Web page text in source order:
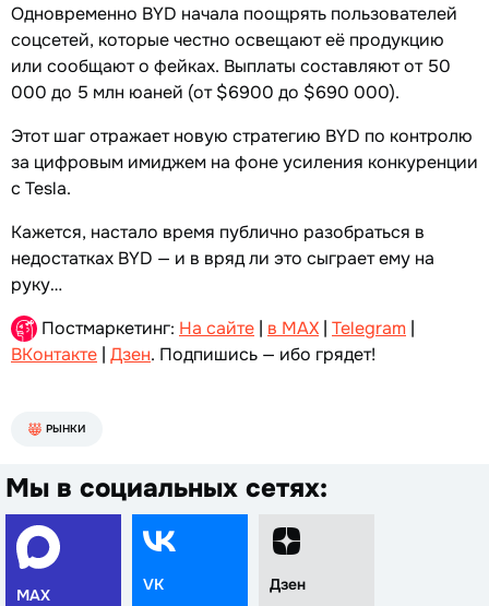
Одновременно BYD начала поощрять пользователей
соцсетей, которые честно освещают её продукцию
или сообщают о фейках. Выплаты составляют от 50
000 до 5 млн юаней (от $6900 до $690 000).
Этот шаг отражает новую стратегию BYD по контролю
за цифровым имиджем на фоне усиления конкуренции
с Tesla.
Кажется, настало время публично разобраться в
недостатках BYD — и в вряд ли это сыграет ему на
руку…
Постмаркетинг: На сайте | в MAX | Telegram |
ВКонтакте | Дзен. Подпишись — ибо грядет!
РЫНКИ
Мы в социальных сетях:
MAX
VK Дзен